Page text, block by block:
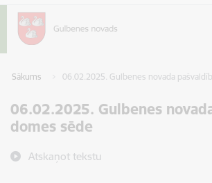
Sākums 06.02.2025. Gulbenes novada
06.02.2025. Gulbenes
domes sēde
Atskaņot tekstu